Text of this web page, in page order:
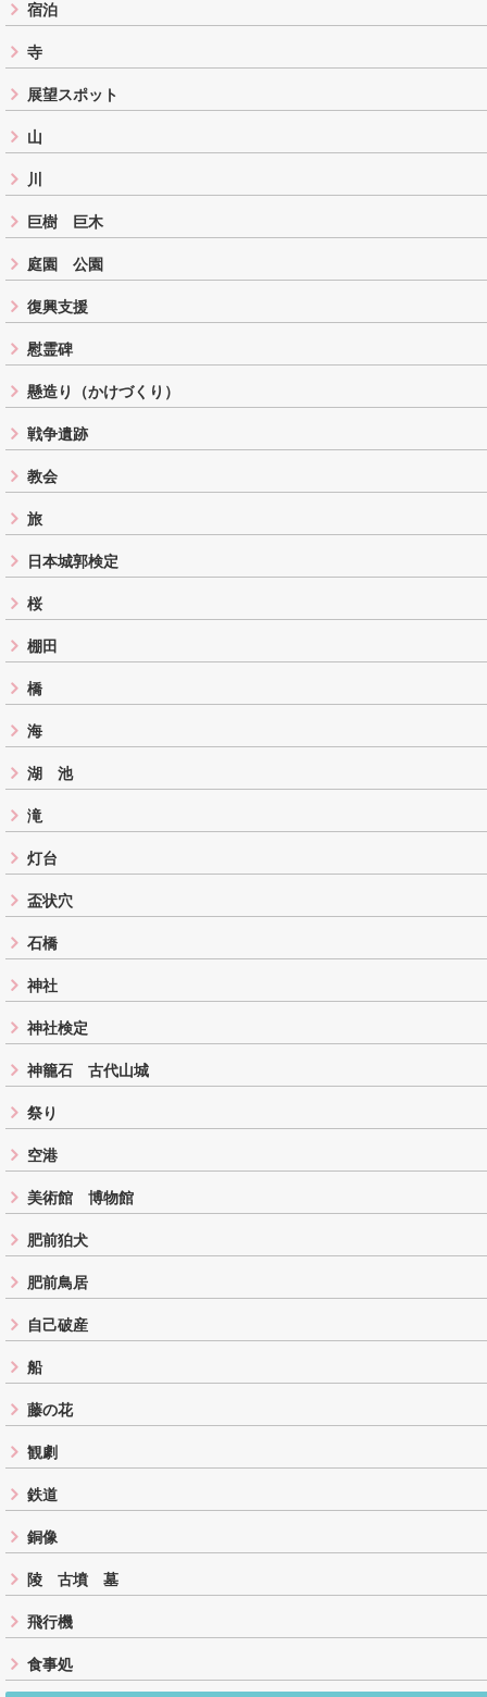
宿泊
寺
展望スポット
山
川
巨樹 巨木
庭園 公園
復興支援
慰霊碑
懸造り（かけづくり）
戦争遺跡
教会
旅
日本城郭検定
桜
棚田
橋
海
湖 池
滝
灯台
盃状穴
石橋
神社
神社検定
神籠石 古代山城
祭り
空港
美術館 博物館
肥前狛犬
肥前鳥居
自己破産
船
藤の花
観劇
鉄道
銅像
陵 古墳 墓
飛行機
食事処